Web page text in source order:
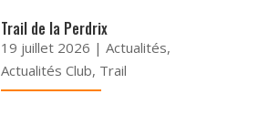
Trail de la Perdrix
19 juillet 2026 |Actualités,
Actualités Club, Trail